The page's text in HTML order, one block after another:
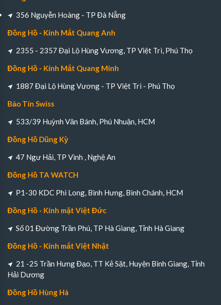
356 Nguyễn Hoàng - TP Đà Nẵng
Đồng Hồ - Kính Mắt Quang Anh
2355 - 2357 Đại Lộ Hùng Vương, TP Việt Trì, Phú Thọ
Đồng Hồ - Kính Mắt Quang Minh
1887 Đại Lộ Hùng Vương - TP Việt Trì - Phú Thọ
Bảo Tín Swiss
533/39 Huỳnh Văn Bánh, Phú Nhuận, HCM
Đồng Hồ Dũng Kỳ
47 Ngư Hải, TP Vinh , Nghệ An
Đồng Hồ TA WATCH
P1-30 KDC Phi Long, Bình Hưng, Bình Chánh, HCM
Đồng Hồ - Kính mặt Việt Đức
Số 01 Đường Trần Phú, TP Hà Giang, Tỉnh Hà Giang
Đồng Hồ - Kính mắt Việt Nhật
21 -25 Trần Hưng Đạo, TT Kẻ Sặt, Huyện Bình Giang, Tỉnh
Hải Dương
Đồng Hồ Hùng Hà